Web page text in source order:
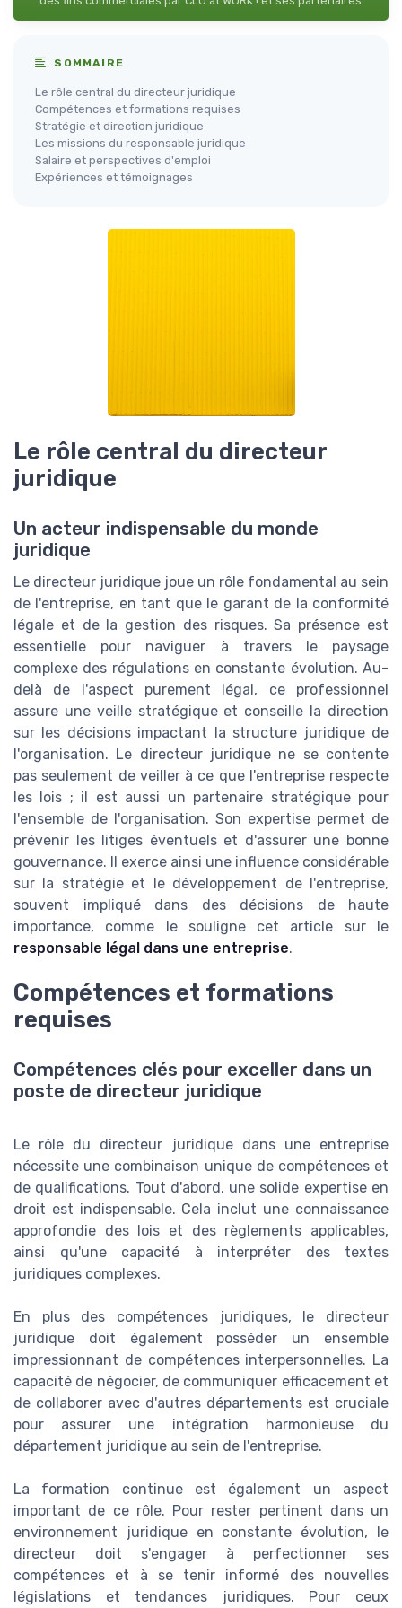
SOMMAIRE
Le rôle central du directeur juridique
Compétences et formations requises
Stratégie et direction juridique
Les missions du responsable juridique
Salaire et perspectives d'emploi
Expériences et témoignages
Le rôle central du directeur
juridique
Un acteur indispensable du monde
juridique
Le directeur juridique joue un rôle fondamental au sein
de l'entreprise, en tant que le garant de la conformité
légale et de la gestion des risques. Sa présence est
essentielle pour naviguer à travers le paysage
complexe des régulations en constante évolution. Au-
delà de l'aspect purement légal, ce professionnel
assure une veille stratégique et conseille la direction
sur les décisions impactant la structure juridique de
l'organisation. Le directeur juridique ne se contente
pas seulement de veiller à ce que l'entreprise respecte
les lois ; il est aussi un partenaire stratégique pour
l'ensemble de l'organisation. Son expertise permet de
prévenir les litiges éventuels et d'assurer une bonne
gouvernance. Il exerce ainsi une influence considérable
sur la stratégie et le développement de l'entreprise,
souvent impliqué dans des décisions de haute
importance, comme le souligne cet article sur le
responsable légal dans une entreprise.
Compétences et formations
requises
Compétences clés pour exceller dans un
poste de directeur juridique
Le rôle du directeur juridique dans une entreprise
nécessite une combinaison unique de compétences et
de qualifications. Tout d'abord, une solide expertise en
droit est indispensable. Cela inclut une connaissance
approfondie des lois et des règlements applicables,
ainsi qu'une capacité à interpréter des textes
juridiques complexes.
En plus des compétences juridiques, le directeur
juridique doit également posséder un ensemble
impressionnant de compétences interpersonnelles. La
capacité de négocier, de communiquer efficacement et
de collaborer avec d'autres départements est cruciale
pour assurer une intégration harmonieuse du
département juridique au sein de l'entreprise.
La formation continue est également un aspect
important de ce rôle. Pour rester pertinent dans un
environnement juridique en constante évolution, le
directeur doit s'engager à perfectionner ses
compétences et à se tenir informé des nouvelles
législations et tendances juridiques. Pour ceux